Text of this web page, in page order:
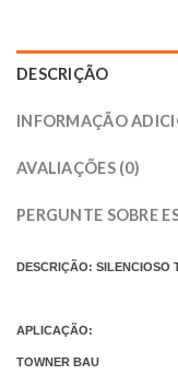
DESCRIÇÃO
INFORMAÇÃO
AVALIAÇÕES (0)
PERGUNTE SOBRE
DESCRIÇÃO: SILENCIOSO
APLICAÇÃO:
TOWNER BAU